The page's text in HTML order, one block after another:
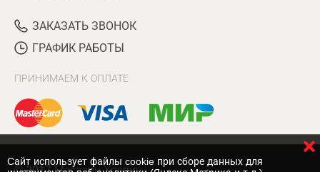
ЗАКАЗАТЬ ЗВОНОК
ГРАФИК РАБОТЫ
ПРИНИМАЕМ К ОПЛАТЕ
Cайт использует файлы cookie при сборе данных для